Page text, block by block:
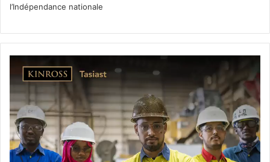
l’Indépendance nationale